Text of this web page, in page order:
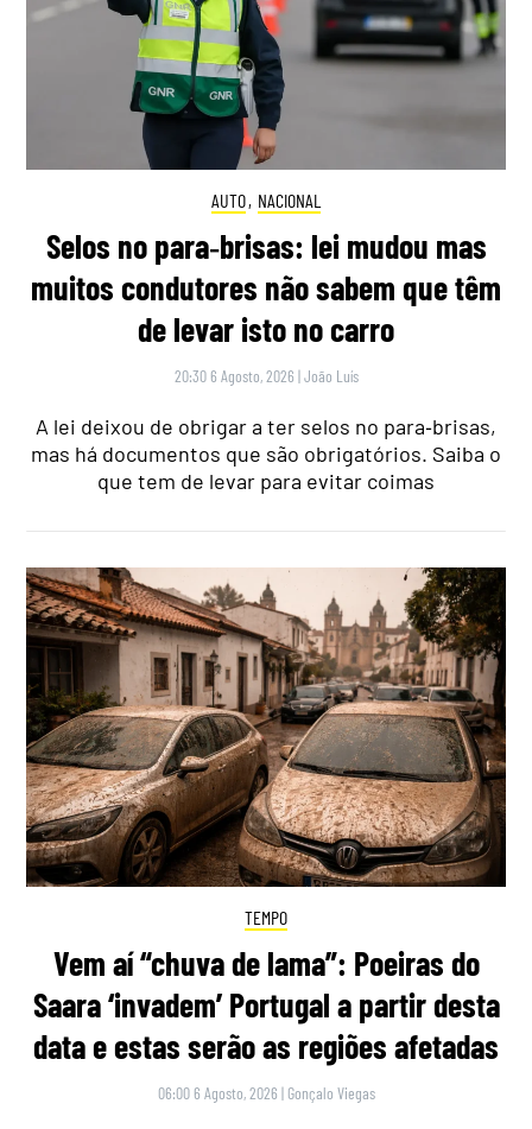
AUTO, NACIONAL
Selos no para‑brisas: lei mudou mas
muitos condutores não sabem que têm
de levar isto no carro
20:30 6 Agosto, 2026 |João Luís
A lei deixou de obrigar a ter selos no para‑brisas,
mas há documentos que são obrigatórios. Saiba o
que tem de levar para evitar coimas
TEMPO
Vem aí “chuva de lama”: Poeiras do
Saara ‘invadem’ Portugal a partir desta
data e estas serão as regiões afetadas
06:00 6 Agosto, 2026 | Gonçalo Viegas